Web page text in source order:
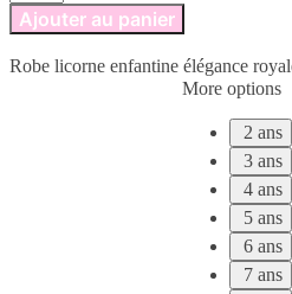
Ajouter au panier
Robe licorne enfantine élégance
More options
2 ans
3 ans
4 ans
5 ans
6 ans
7 ans